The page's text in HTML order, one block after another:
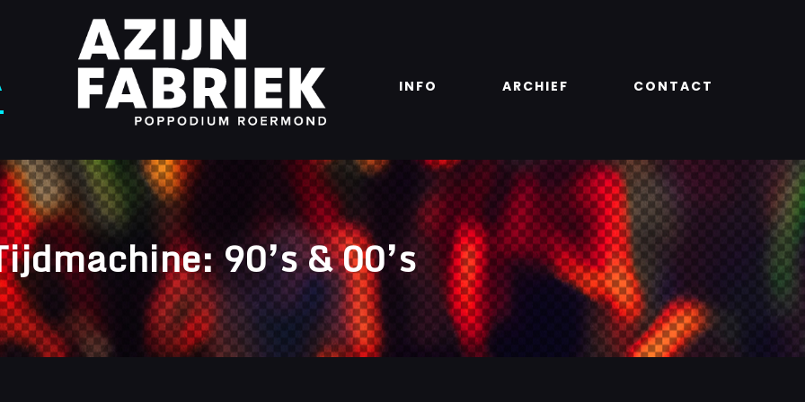
INFO ARCHIEF CONTACT
90’s & 00’s